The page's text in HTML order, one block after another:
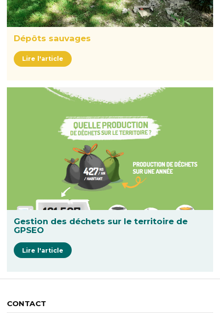
Dépôts sauvages
Lire l'article
Gestion des déchets sur le territoire de
GPSEO
Lire l'article
CONTACT